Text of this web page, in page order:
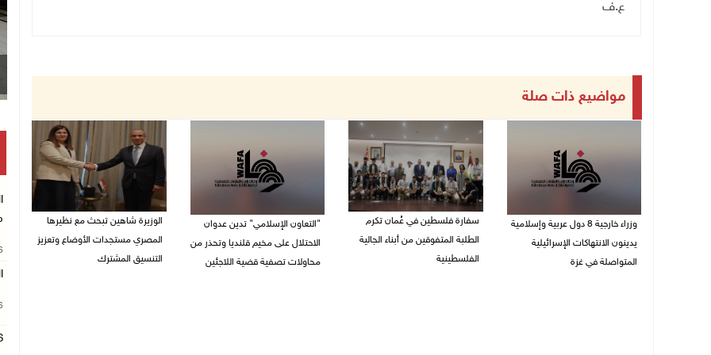
ع.ف
مواضيع ذات صلة
وزراء خارجية 8 دول عربية وإسلامية
يدينون الانتهاكات الإسرائيلية
المتواصلة في غزة
سفارة فلسطين في عُمان تكرم
الطلبة المتفوقين من أبناء الجالية
الفلسطينية
"التعاون الإسلامي" تدين عدوان
الاحتلال على مخيم قلنديا وتحذر من
محاولات تصفية قضية اللاجئين
الوزيرة شاهين تبحث مع نظيرها
المصري مستجدات الأوضاع وتعزيز
التنسيق المشترك